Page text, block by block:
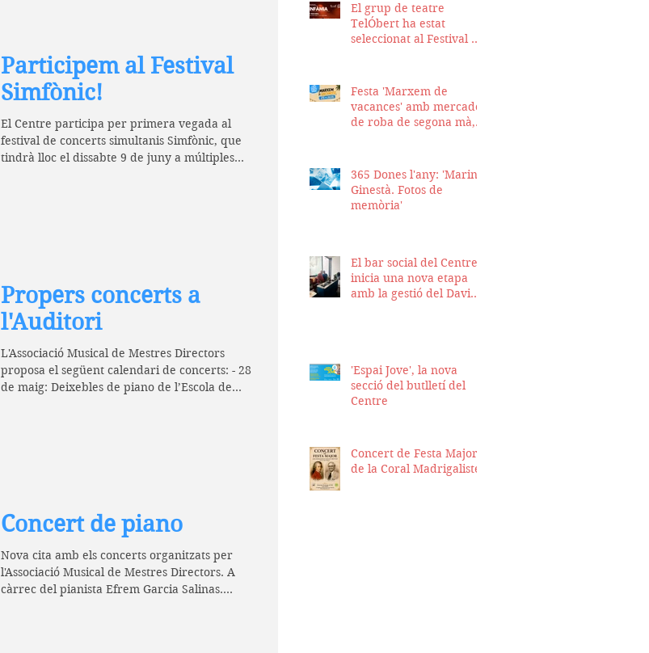
Participem al Festival
Simfònic!
El Centre participa per primera vegada al
festival de concerts simultanis Simfònic, que
tindrà lloc el dissabte 9 de juny a múltiples...
Propers concerts a
l'Auditori
L'Associació Musical de Mestres Directors
proposa el següent calendari de concerts: - 28
de maig: Deixebles de piano de l’Escola de...
Concert de piano
Nova cita amb els concerts organitzats per
l'Associació Musical de Mestres Directors. A
càrrec del pianista Efrem Garcia Salinas.
nostra seu
El grup de teatre
TelÓbert ha estat
seleccionat al Festival de
Festa 'Marxem de
vacances' amb mercadet
de roba de segona mà,
365 Dones l'any: 'Marina
Ginestà. Fotos de
memòria'
El bar social del Centre
inicia una nova etapa
amb la gestió del David
'Espai Jove', la nova
secció del butlletí del
Centre
Concert de Festa Major
de la Coral Madrigalistes